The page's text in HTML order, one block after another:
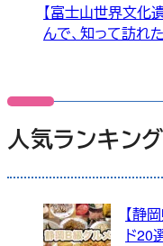
【富士山世界文化
んで、知って訪れ
人気ランキング
【静
ド20